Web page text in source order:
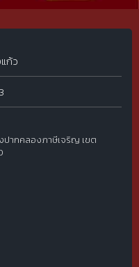
ก้ว
ปากคลองภาษีเจริญ เขต